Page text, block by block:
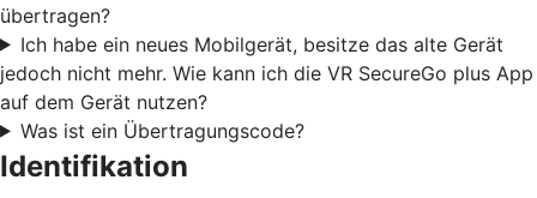
übertragen?
Ich habe ein neues Mobilgerät, besitze das alte Gerät
jedoch nicht mehr. Wie kann ich die VR SecureGo plus App
auf dem Gerät nutzen?
Was ist ein Übertragungscode?
Identifikation